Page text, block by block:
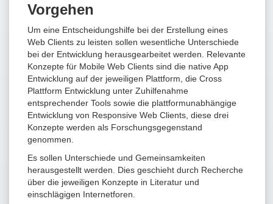
Vorgehen
Um eine Entscheidungshilfe bei der Erstellung eines
Web Clients zu leisten sollen wesentliche Unterschiede
bei der Entwicklung herausgearbeitet werden. Relevante
Konzepte für Mobile Web Clients sind die native App
Entwicklung auf der jeweiligen Plattform, die Cross
Plattform Entwicklung unter Zuhilfenahme
entsprechender Tools sowie die plattformunabhängige
Entwicklung von Responsive Web Clients, diese drei
Konzepte werden als Forschungsgegenstand
genommen.
Es sollen Unterschiede und Gemeinsamkeiten
herausgestellt werden. Dies geschieht durch Recherche
über die jeweiligen Konzepte in Literatur und
einschlägigen Internetforen.